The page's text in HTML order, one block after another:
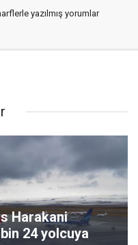
yazılmış yorumlar
Harakani
24 yolcuya